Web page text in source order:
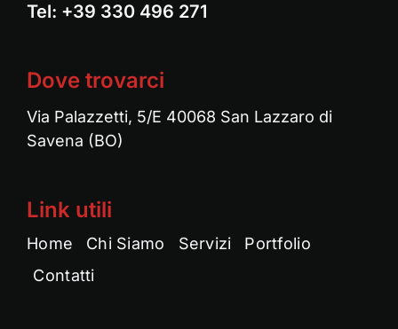
Tel: +39 330 496 271
Dove trovarci
Via Palazzetti, 5/E 40068 San Lazzaro di
Savena (BO)
Link utili
Home Chi Siamo Servizi
Portfolio
Contatti